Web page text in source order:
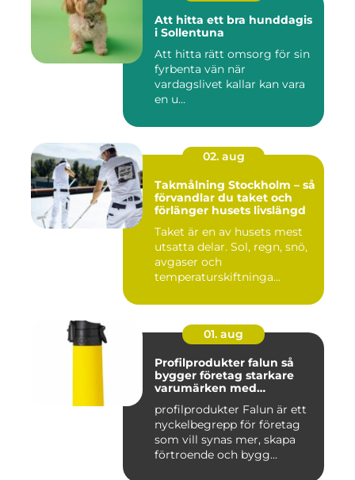
Att hitta ett bra hunddagis
i Sollentuna
Att hitta rätt omsorg för sin
fyrbenta vän när
vardagslivet kallar kan vara
en u...
02. aug
Takmålning Stockholm – så
förvandlar du taket och
förlänger husets livslängd
Taket är en av husets mest
utsatta delar. Sol, regn, snö,
avgaser och
temperaturskiftninga...
01. aug
Profilprodukter falun så
bygger företag starkare
varumärken med
profilprodukter Falun är ett
nyckelbegrepp för företag
som vill synas mer, skapa
förtroende och bygg...